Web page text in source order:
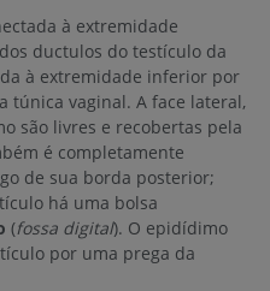
à extremidade
ductulos do testículo da
à extremidade inferior por
túnica vaginal. A face lateral,
são livres e recobertas pela
é completamente
de sua borda posterior;
há uma bolsa
(fossa digital). O epidídimo
por uma prega da